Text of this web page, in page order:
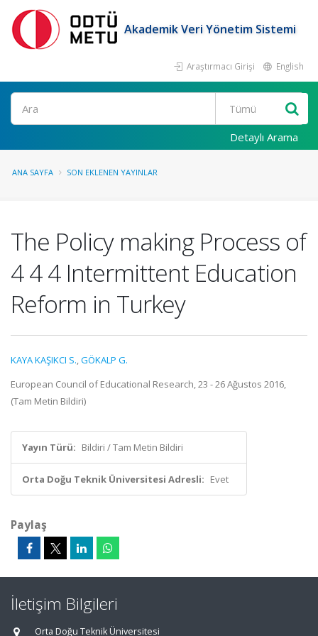
Akademik Veri Yönetim Sistemi
Araştırmacı Girişi English
Ara
Detaylı Arama
ANA SAYFA SON EKLENEN YAYINLAR
The Policy making Process of
4 4 4 Intermittent Education
Reform in Turkey
KAYA KAŞIKCI S.,GÖKALP G.
European Council of Educational Research, 23 - 26 Ağustos 2016,
(Tam Metin Bildiri)
Yayın Türü: Bildiri / Tam Metin Bildiri
Orta Doğu Teknik Üniversitesi Adresli: Evet
Paylaş
İletişim Bilgileri
Orta Doğu Teknik Üniversitesi